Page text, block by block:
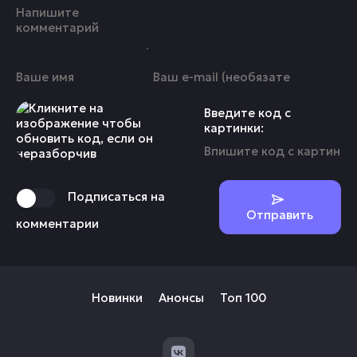
Введите код с
картинки:
Подписаться на
комментарии
Отправить
Новинки Анонсы Топ 100